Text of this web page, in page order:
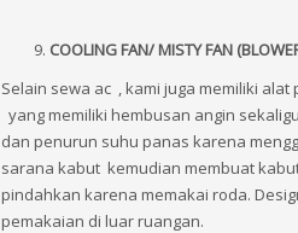
COOLING FAN/ MISTY FAN
Selain sewa ac , kami juga memiliki
yang memiliki hembusan angin
dan penurun suhu panas karena
sarana kabut kemudian membuat
pindahkan karena memakai roda.
pemakaian di luar ruangan.